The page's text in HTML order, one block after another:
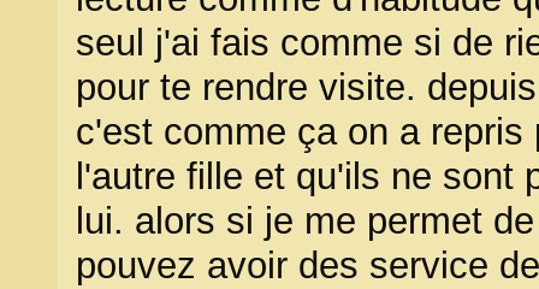
seul j'ai fais comme si de
pour te rendre visite.
c'est comme ça on a
l'autre fille et qu'ils ne sont
lui. alors si je me permet
pouvez avoir des service